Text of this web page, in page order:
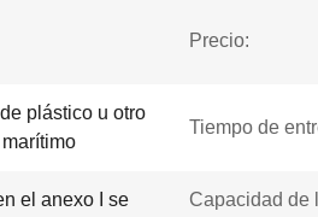
Precio:
plástico u otro
Tiempo de
el anexo I se
Capacidad de